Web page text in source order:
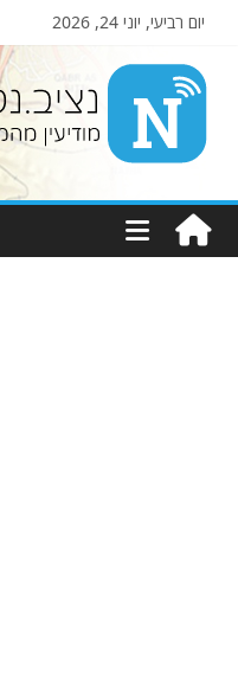
יום רביעי, יוני 24, 2026
Nziv.net
מודיעין
מהמקורות